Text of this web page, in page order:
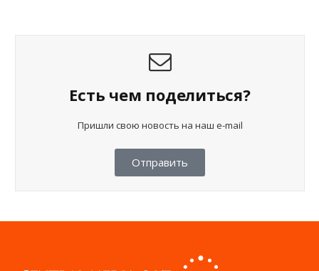
Есть чем поделиться?
Пришли свою новость на наш e-mail
Отправить